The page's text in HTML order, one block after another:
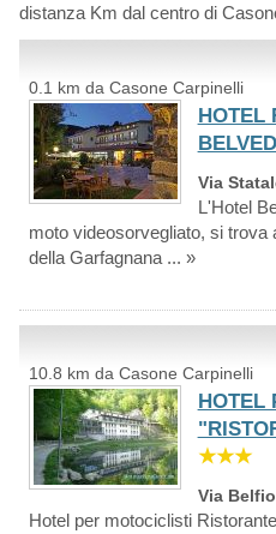
distanza Km dal centro di
0.1 km da Casone Carpinelli
HOTEL
Via
L'Hotel
moto videosorvegliato, si trova
della Garfagnana ... »
10.8 km da Casone Carpinelli
HOTEL
★★★
Via
Hotel per motociclisti